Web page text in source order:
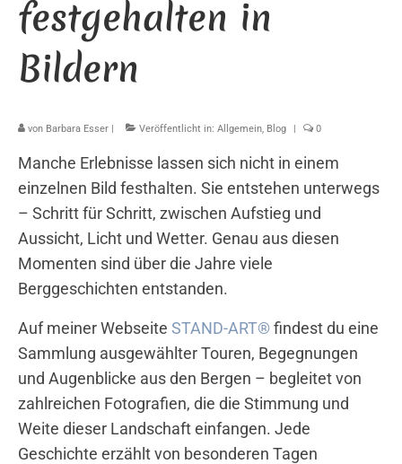
festgehalten in
Bildern
von Barbara Esser | Veröffentlicht in: Allgemein, Blog | 0
Manche Erlebnisse lassen sich nicht in einem
einzelnen Bild festhalten. Sie entstehen unterwegs
– Schritt für Schritt, zwischen Aufstieg und
Aussicht, Licht und Wetter. Genau aus diesen
Momenten sind über die Jahre viele
Berggeschichten entstanden.
Auf meiner Webseite STAND-ART®findest du eine
Sammlung ausgewählter Touren, Begegnungen
und Augenblicke aus den Bergen – begleitet von
zahlreichen Fotografien, die die Stimmung und
Weite dieser Landschaft einfangen. Jede
Geschichte erzählt von besonderen Tagen